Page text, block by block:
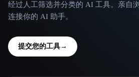
经过人工筛选并分类的 AI 工具。亲自
连接你的 AI 助手。
提交您的工具→